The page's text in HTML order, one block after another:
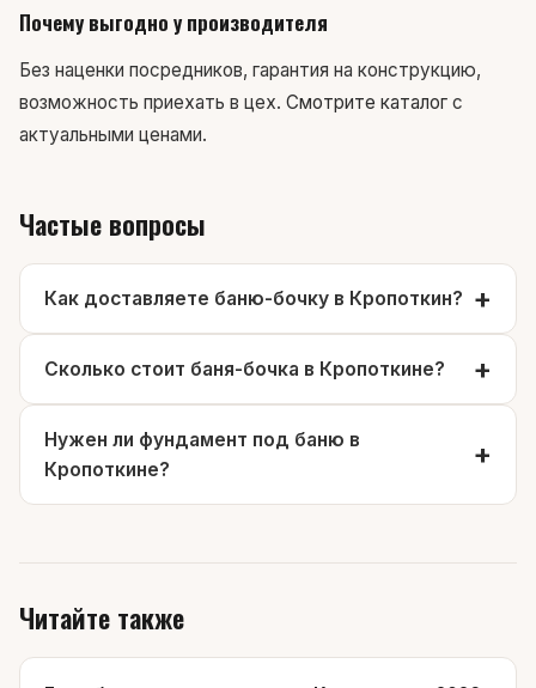
Почему выгодно у производителя
Без наценки посредников, гарантия на конструкцию,
возможность приехать в цех. Смотрите каталог с
актуальными ценами.
Частые вопросы
Как доставляете баню-бочку в Кропоткин?
Сколько стоит баня-бочка в Кропоткине?
Нужен ли фундамент под баню в
Кропоткине?
Читайте также